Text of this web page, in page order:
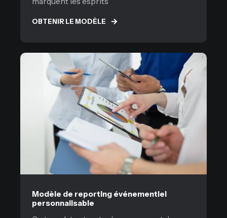
OBTENIR LE MODÈLE
Modèle de reporting événementiel
personnalisable